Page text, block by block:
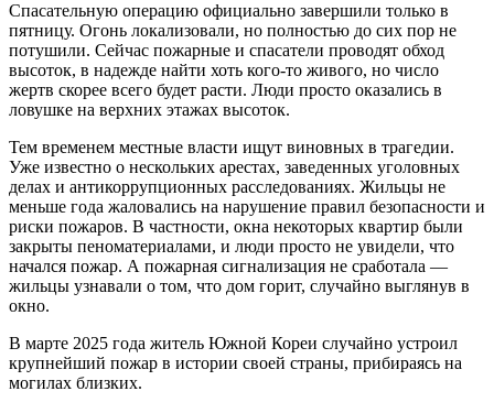
Спасательную операцию официально завершили только в
пятницу. Огонь локализовали, но полностью до сих пор не
потушили. Сейчас пожарные и спасатели проводят обход
высоток, в надежде найти хоть кого-то живого, но число
жертв скорее всего будет расти. Люди просто оказались в
ловушке на верхних этажах высоток.
Тем временем местные власти ищут виновных в трагедии.
Уже известно о нескольких арестах, заведенных уголовных
делах и антикоррупционных расследованиях. Жильцы не
меньше года жаловались на нарушение правил безопасности и
риски пожаров. В частности, окна некоторых квартир были
закрыты пеноматериалами, и люди просто не увидели, что
начался пожар. А пожарная сигнализация не сработала —
жильцы узнавали о том, что дом горит, случайно выглянув в
окно.
В марте 2025 года житель Южной Кореи случайно устроил
крупнейший пожар в истории своей страны, прибираясь на
могилах близких.